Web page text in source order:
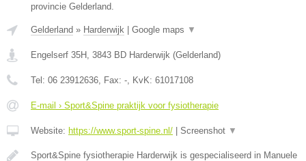
provincie Gelderland.
Gelderland » Harderwijk | Google maps ▼
Engelserf 35H 3843 BD Harderwijk (Gelderland)
Tel: 06 23912636 , Fax: - , KvK: 61017108
E-mail › Sport&Spine praktijk voor fysiotherapie
Website: https://www.sport-spine.nl/ | Screenshot ▼
Sport&Spine fysiotherapie Harderwijk is gespecialiseerd in Manuele